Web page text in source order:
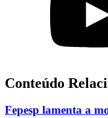
Conteúdo
Fepesp lamenta a